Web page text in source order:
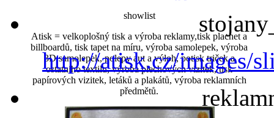
showlist
Atisk = velkoplošný tisk a výroba reklamy,tisk plachet a
billboardů, tisk tapet na míru, výroba samolepek, výroba
3D samolepek, polepy aut a výloh, potisk triček a
ostatního textilu, výroba plechových vizitek, tisk
papírových vizitek, letáků a plakátů, výroba reklamních
předmětů.
http://atisk.cz/images/